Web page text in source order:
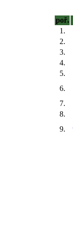
poř.
1.
2.
3.
4.
5.
6.
7.
8.
9.